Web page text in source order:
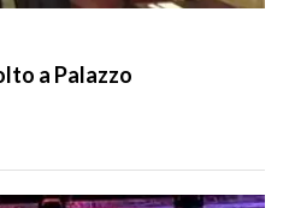
a Palazzo